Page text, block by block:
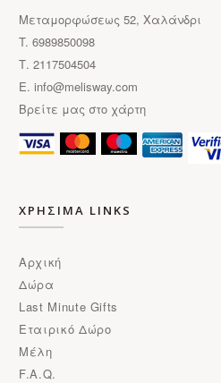
Μεταμορφώσεως 52, Χαλάνδρι
T. 6989850098
Τ. 2117504504
E. info@melisway.com
Βρείτε μας στο χάρτη
ΧΡΗΣΙΜΑ LINKS
Αρχική
Δώρα
Last Minute Gifts
Εταιρικό Δώρο
Μέλη
F.A.Q.